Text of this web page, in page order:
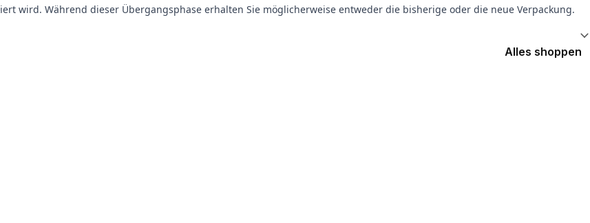
wird. Während dieser Übergangsphase erhalten Sie möglicherweise entweder die bisherige oder die neue Verpackung.
Alles shoppen